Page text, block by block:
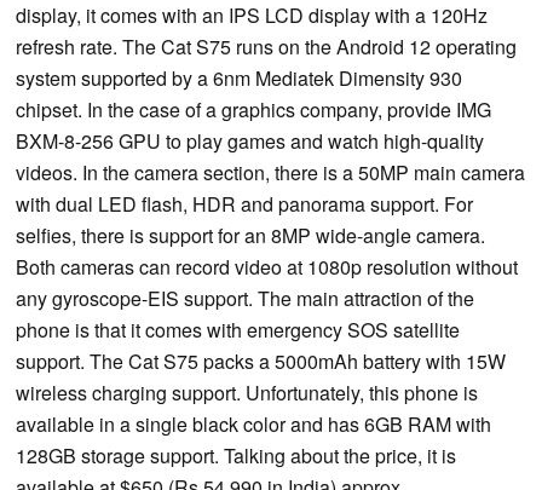
display, it comes with an IPS LCD display with a 120Hz
refresh rate. The Cat S75 runs on the Android 12 operating
system supported by a 6nm Mediatek Dimensity 930
chipset. In the case of a graphics company, provide IMG
BXM-8-256 GPU to play games and watch high-quality
videos. In the camera section, there is a 50MP main camera
with dual LED flash, HDR and panorama support. For
selfies, there is support for an 8MP wide-angle camera.
Both cameras can record video at 1080p resolution without
any gyroscope-EIS support. The main attraction of the
phone is that it comes with emergency SOS satellite
support. The Cat S75 packs a 5000mAh battery with 15W
wireless charging support. Unfortunately, this phone is
available in a single black color and has 6GB RAM with
128GB storage support. Talking about the price, it is